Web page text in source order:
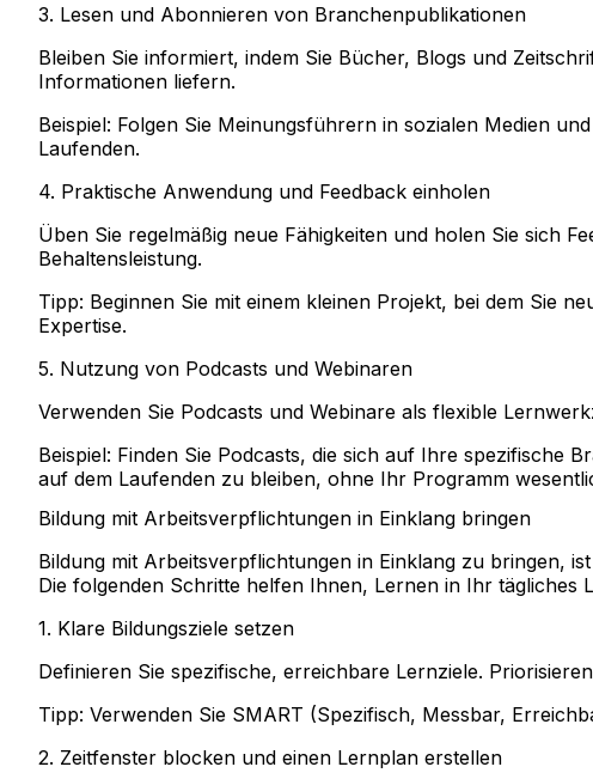
3. Lesen und Abonnieren von Branchenpublikationen
Bleiben Sie informiert, indem Sie Bücher, Blogs und
Informationen liefern.
Beispiel: Folgen Sie Meinungsführern in sozialen Medien
Laufenden.
4. Praktische Anwendung und Feedback einholen
Üben Sie regelmäßig neue Fähigkeiten und holen Sie sich
Behaltensleistung.
Tipp: Beginnen Sie mit einem kleinen Projekt, bei dem Sie
Expertise.
5. Nutzung von Podcasts und Webinaren
Verwenden Sie Podcasts und Webinare als flexible
Beispiel: Finden Sie Podcasts, die sich auf Ihre spezifische
auf dem Laufenden zu bleiben, ohne Ihr Programm
Bildung mit Arbeitsverpflichtungen in Einklang bringen
Bildung mit Arbeitsverpflichtungen in Einklang zu bringen,
Die folgenden Schritte helfen Ihnen, Lernen in Ihr tägliches
1. Klare Bildungsziele setzen
Definieren Sie spezifische, erreichbare Lernziele.
Tipp: Verwenden Sie SMART (Spezifisch, Messbar,
2. Zeitfenster blocken und einen Lernplan erstellen